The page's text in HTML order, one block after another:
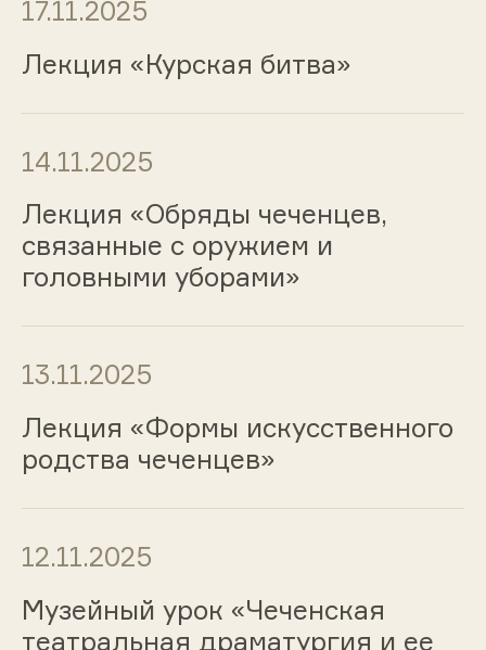
17.11.2025
Лекция «Курская битва»
14.11.2025
Лекция «Обряды чеченцев,
связанные с оружием и
головными уборами»
13.11.2025
Лекция «Формы искусственного
родства чеченцев»
12.11.2025
Музейный урок «Чеченская
театральная драматургия и ее